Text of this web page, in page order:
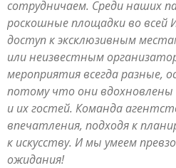
сотрудничаем. Среди наших
роскошные площадки во
доступ к эксклюзивным
или неизвестным
мероприятия всегда разные,
потому что они
и их гостей. Команда
впечатления, подходя к
к искусству. И мы умеем
ожидания!